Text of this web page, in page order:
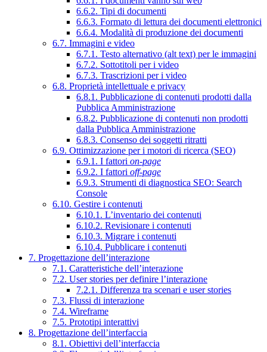
6.6.2. Tipi di documenti
6.6.3. Formato di lettura dei documenti elettronici
6.6.4. Modalità di produzione dei documenti
6.7. Immagini e video
6.7.1. Testo alternativo (alt text) per le immagini
6.7.2. Sottotitoli per i video
6.7.3. Trascrizioni per i video
6.8. Proprietà intellettuale e privacy
6.8.1. Pubblicazione di contenuti prodotti dalla
Pubblica Amministrazione
6.8.2. Pubblicazione di contenuti non prodotti
dalla Pubblica Amministrazione
6.8.3. Consenso dei soggetti ritratti
6.9. Ottimizzazione per i motori di ricerca (SEO)
6.9.1. I fattori on-page
6.9.2. I fattori off-page
6.9.3. Strumenti di diagnostica SEO: Search
Console
6.10. Gestire i contenuti
6.10.1. L’inventario dei contenuti
6.10.2. Revisionare i contenuti
6.10.3. Migrare i contenuti
6.10.4. Pubblicare i contenuti
7. Progettazione dell’interazione
7.1. Caratteristiche dell’interazione
7.2. User stories per definire l’interazione
7.2.1. Differenza tra scenari e user stories
7.3. Flussi di interazione
7.4. Wireframe
7.5. Prototipi interattivi
8. Progettazione dell’interfaccia
8.1. Obiettivi dell’interfaccia